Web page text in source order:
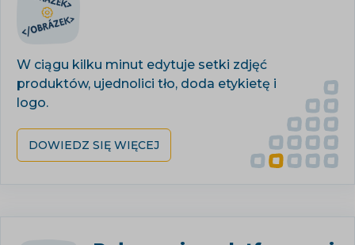
W ciągu kilku minut edytuje setki zdjęć
produktów, ujednolici tło, doda etykietę i
logo.
DOWIEDZ SIĘ WIĘCEJ